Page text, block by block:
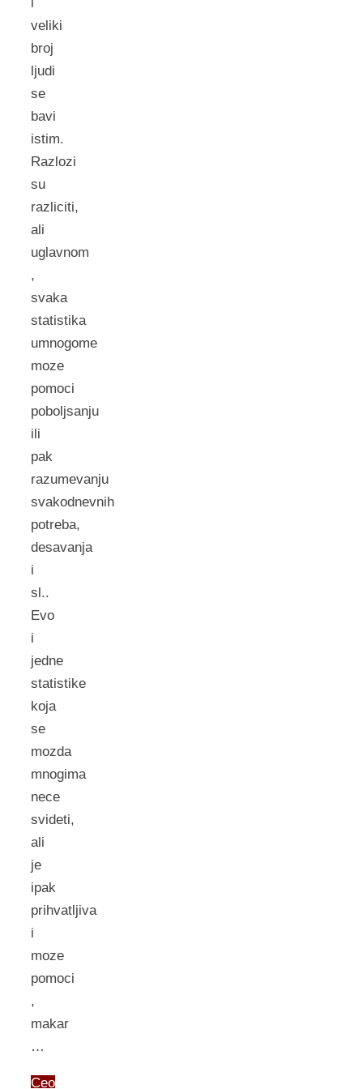
i
veliki
broj
ljudi
se
bavi
istim.
Razlozi
su
razliciti,
ali
uglavnom
,
svaka
statistika
umnogome
moze
pomoci
poboljsanju
ili
pak
razumevanju
svakodnevnih
potreba,
desavanja
i
sl..
Evo
i
jedne
statistike
koja
se
mozda
mnogima
nece
svideti,
ali
je
ipak
prihvatljiva
i
moze
pomoci
,
makar
…
Ceo